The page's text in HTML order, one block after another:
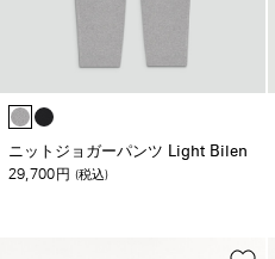
ニットジョガーパンツ Light Bilen
29,700円 (税込)